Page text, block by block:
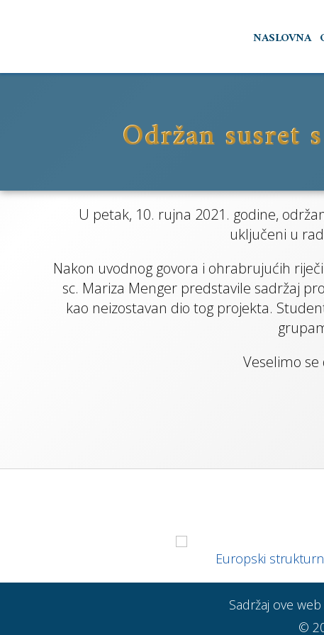
sadržaj
NASLOVNA
Održan susret
U petak, 10. rujna 2021. godine,
uključeni u
Nakon uvodnog govora i ohrabrujućih
sc. Mariza Menger predstavile sadržaj
kao neizostavan dio tog projekta.
Veselimo
Europski
Sadržaj ove
©